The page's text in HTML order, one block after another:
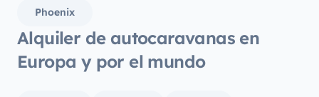
Phoenix
Alquiler de autocaravanas en
Europa y por el mundo